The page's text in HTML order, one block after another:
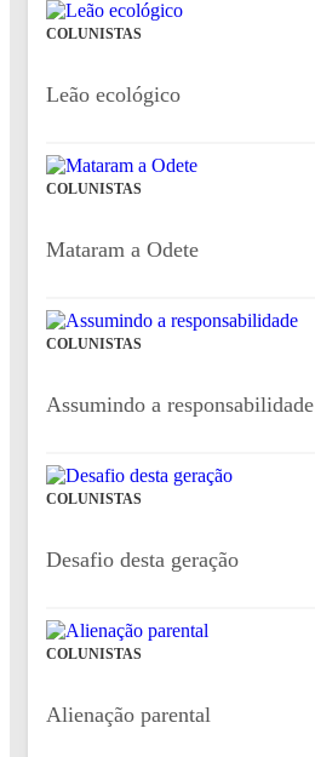
COLUNISTAS
Leão ecológico
COLUNISTAS
Mataram a Odete
COLUNISTAS
Assumindo a responsabilidade
COLUNISTAS
Desafio desta geração
COLUNISTAS
Alienação parental